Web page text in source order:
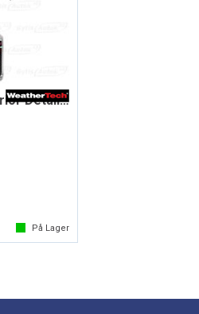
TechCare® Interior Detailer
På Lager